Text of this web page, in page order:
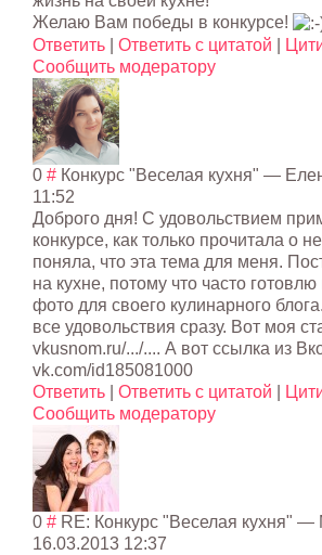
Желаю Вам победы в конкурсе!
Ответить
Ответить с цитатой
Сообщить модератору
0 # Конкурс "Веселая кухня" —
11:52
Доброго дня! С удовольствием
конкурсе, как только прочитала о
поняла, что эта тема для меня.
на кухне, потому что часто
фото для своего кулинарного
все удовольствия сразу. Вот моя
vkusnom.ru/.../.... А вот ссылка из
vk.com/id185081000
Ответить
Ответить с цитатой
Сообщить модератору
0 # RE: Конкурс "Веселая кухня" —
16.03.2013 12:37